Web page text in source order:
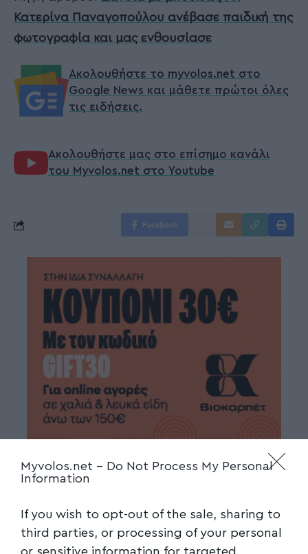
Myvolos.net - Do Not Process My Personal
Information
If you wish to opt-out of the sale, sharing to
third parties, or processing of your personal
or sensitive information for targeted
Κατερίνα Παναγοπούλου ανέβασε παιδική της
φωτογραφία και μας ενθουσίασε
Ακολουθήστε το myvolos.net στο
Google News και μάθετε πρώτοι όλες
τις ειδήσεις.
Ακολουθήστε μας στο επίσημο κανάλι
του Myvolos.net στο Youtube
Facebook